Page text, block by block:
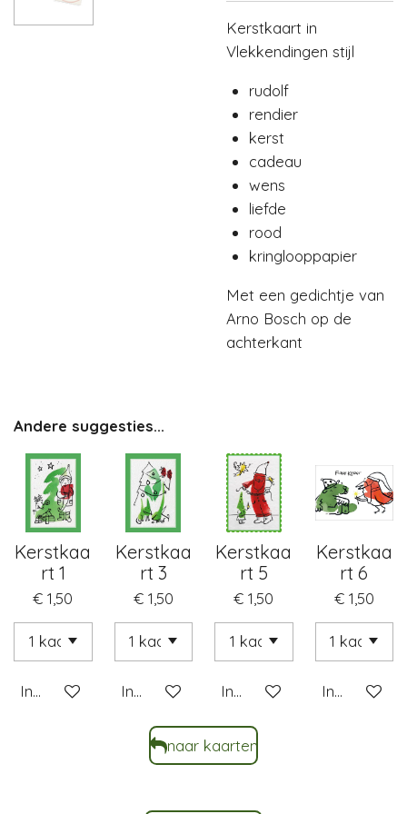
Kerstkaart in
Vlekkendingen stijl
rudolf
rendier
kerst
cadeau
wens
liefde
rood
kringlooppapier
Met een gedichtje van
Arno Bosch op de
achterkant
Andere suggesties...
Kerstkaa
rt 1
€ 1,50
In winkelwagen
Kerstkaa
rt 3
€ 1,50
In winkelwagen
Kerstkaa
rt 5
€ 1,50
In winkelwagen
Kerstkaa
rt 6
€ 1,50
In
naar kaarten